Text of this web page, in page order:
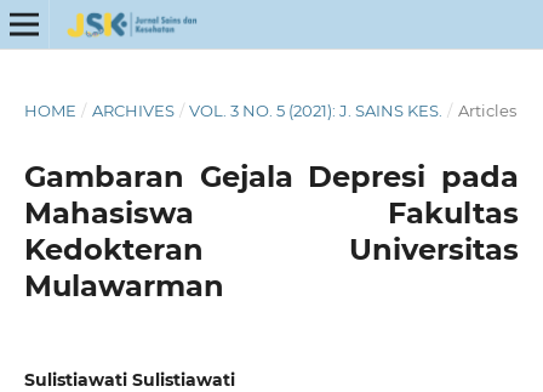
HOME / ARCHIVES / VOL. 3 NO. 5 (2021): J. SAINS KES. / Articles
Gambaran Gejala Depresi pada
Mahasiswa Fakultas
Kedokteran Universitas
Mulawarman
Sulistiawati Sulistiawati